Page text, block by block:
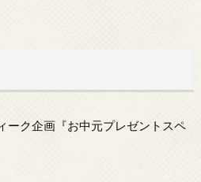
ーク企画『お中元プレゼントスペ